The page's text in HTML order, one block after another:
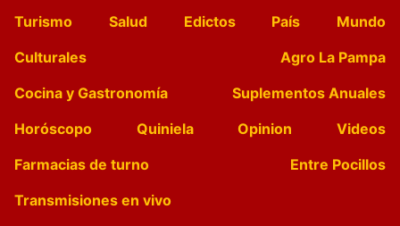
Turismo
Salud Edictos País
Mundo
Culturales
Agro La Pampa
Cocina y Gastronomía
Suplementos Anuales
Horóscopo
Quiniela Opinion
Videos
Farmacias de turno
Entre Pocillos
Transmisiones en vivo